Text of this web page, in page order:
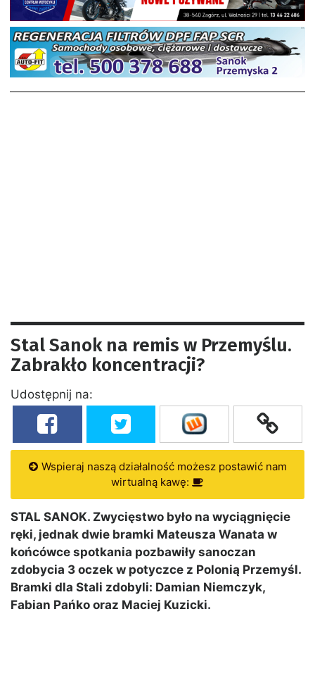
Stal Sanok na remis w Przemyślu.
Zabrakło koncentracji?
Udostępnij na:
Wspieraj naszą działalność możesz postawić nam
wirtualną kawę:
STAL SANOK. Zwycięstwo było na wyciągnięcie
ręki, jednak dwie bramki Mateusza Wanata w
końcówce spotkania pozbawiły sanoczan
zdobycia 3 oczek w potyczce z Polonią Przemyśl.
Bramki dla Stali zdobyli: Damian Niemczyk,
Fabian Pańko oraz Maciej Kuzicki.